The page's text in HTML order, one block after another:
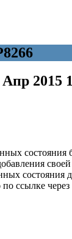
Апр 2015
ссылке через